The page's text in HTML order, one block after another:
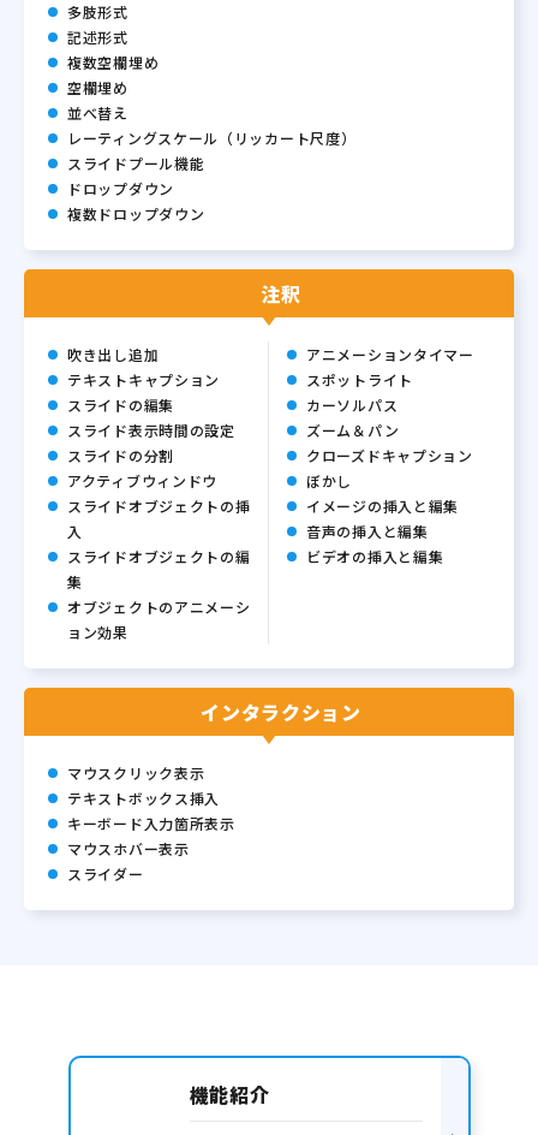
多肢形式
記述形式
複数空欄埋め
空欄埋め
並べ替え
レーティングスケール （リッカート尺度）
スライドプール機能
ドロップダウン
複数ドロップダウン
注釈
吹き出し追加
テキストキャプション
スライドの編集
スライド表示時間の設定
スライドの分割
アクティブウィンドウ
スライドオブジェクトの挿
入
スライドオブジェクトの編
集
オブジェクトのアニメーシ
ョン効果
アニメーションタイマー
スポットライト
カーソルパス
ズーム＆パン
クローズドキャプション
ぼかし
イメージの挿入と編集
音声の挿入と編集
ビデオの挿入と編集
インタラクション
マウスクリック表示
テキストボックス挿入
キーボード入力箇所表示
マウスホバー表示
スライダー
機能紹介